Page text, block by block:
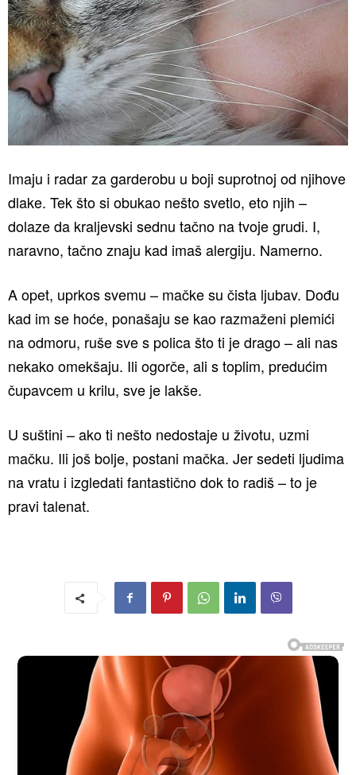
Imaju i radar za garderobu u boji suprotnoj od njihove
dlake. Tek što si obukao nešto svetlo, eto njih –
dolaze da kraljevski sednu tačno na tvoje grudi. I,
naravno, tačno znaju kad imaš alergiju. Namerno.
A opet, uprkos svemu – mačke su čista ljubav. Dođu
kad im se hoće, ponašaju se kao razmaženi plemići
na odmoru, ruše sve s polica što ti je drago – ali nas
nekako omekšaju. Ili ogorče, ali s toplim, predućim
čupavcem u krilu, sve je lakše.
U suštini – ako ti nešto nedostaje u životu, uzmi
mačku. Ili još bolje, postani mačka. Jer sedeti ljudima
na vratu i izgledati fantastično dok to radiš – to je
pravi talenat.